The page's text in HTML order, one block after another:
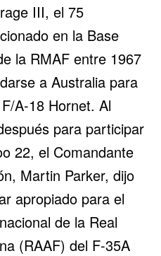
III, el 75
en la Base
la RMAF entre 1967
a Australia para
A-18 Hornet. Al
para participar
22, el Comandante
Martin Parker, dijo
apropiado para el
de la Real
(RAAF) del F-35A